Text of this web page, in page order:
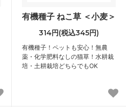
有機種子 ねこ草 ＜小麦＞
314円(税込345円)
有機種子！ペットも安心！無農
薬・化学肥料なしの猫草！水耕栽
培・土耕栽培どちらでもOK